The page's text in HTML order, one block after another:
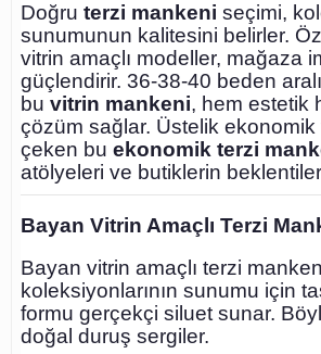
Doğru terzi mankeni seçimi,
sunumunun kalitesini belirler.
vitrin amaçlı modeller, mağaza
güçlendirir. 36-38-40 beden
bu vitrin mankeni, hem estetik
çözüm sağlar. Üstelik ekonomik
çeken bu ekonomik terzi
atölyeleri ve butiklerin
Bayan Vitrin Amaçlı Terzi
Bayan vitrin amaçlı terzi
koleksiyonlarının sunumu için
formu gerçekçi siluet sunar.
doğal duruş sergiler.